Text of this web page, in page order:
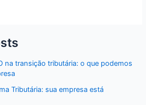
na transição tributária: o que podemos
Tributária: sua empresa está